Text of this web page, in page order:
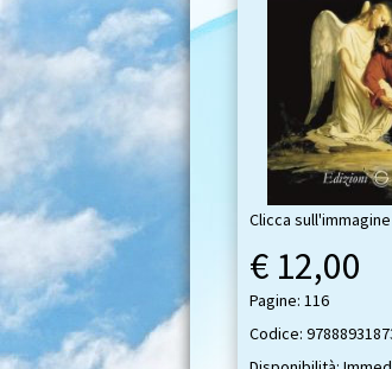
Clicca
€ 12,00
Pagine: 116
Codice: